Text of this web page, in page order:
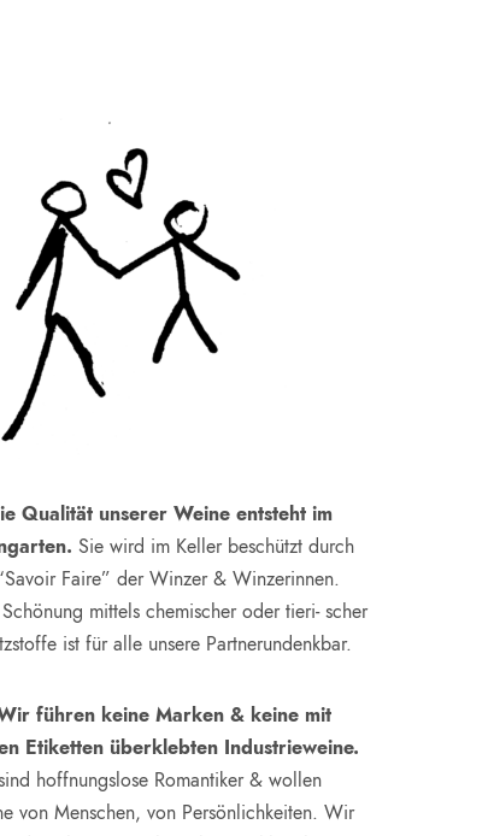
Qualität unserer Weine entsteht im
Sie wird im Keller beschützt durch
Faire” der Winzer & Winzerinnen.
mittels chemischer oder tieri- scher
ist für alle unsere Partnerundenkbar.
führen keine Marken & keine mit
Etiketten überklebten Industrieweine.
hoffnungslose Romantiker & wollen
von Menschen, von Persönlichkeiten. Wir